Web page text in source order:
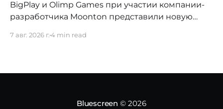
BigPlay и Olimp Games при участии компании-
разработчика Moonton представили новую
Новая система BIGPLAY.GG MLBB выстраивает
7 авг. 2026 г.4 min read
Bluescreen © 2026